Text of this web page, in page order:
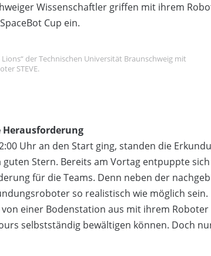
Wissenschaftler griffen mit ihrem
Cup ein.
Lions“ der Technischen Universität Braunschweig mit
STEVE.
Uhr an den Start ging, standen die
Stern. Bereits am Vortag entpuppte
für die Teams. Denn neben der
so realistisch wie möglich
einer Bodenstation aus mit ihrem
selbstständig bewältigen können. Doch